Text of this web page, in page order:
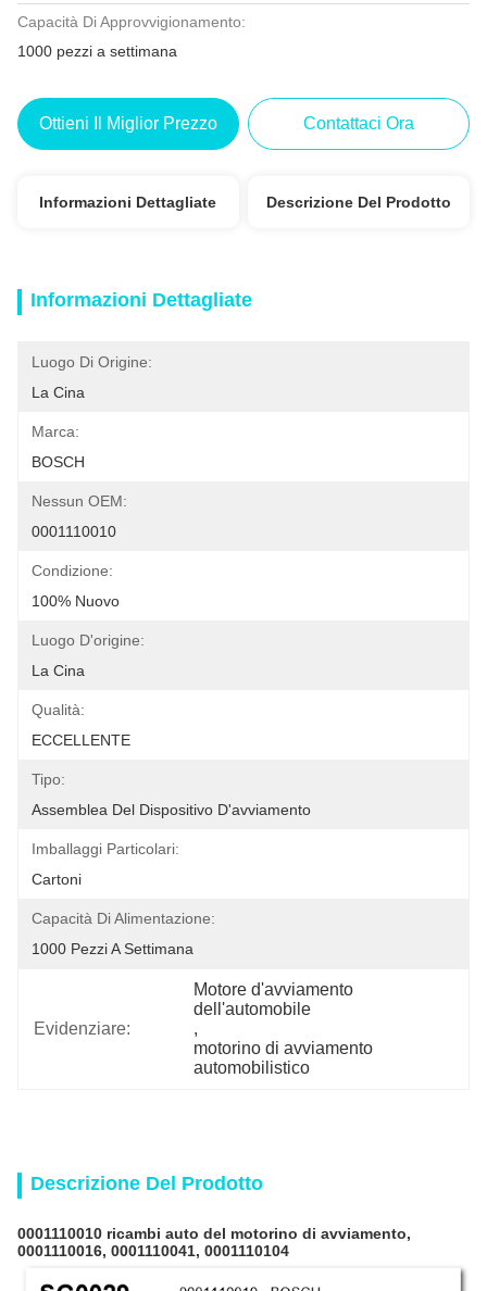
Capacità Di Approvvigionamento:
1000 pezzi a settimana
Ottieni Il Miglior Prezzo Contattaci Ora
Informazioni Dettagliate Descrizione Del Prodotto
Informazioni Dettagliate
Luogo Di Origine:
La Cina
Marca:
BOSCH
Nessun OEM:
0001110010
Condizione:
100% Nuovo
Luogo D'origine:
La Cina
Qualità:
ECCELLENTE
Tipo:
Assemblea Del Dispositivo D'avviamento
Imballaggi Particolari:
Cartoni
Capacità Di Alimentazione:
1000 Pezzi A Settimana
Evidenziare:
Motore d'avviamento
dell'automobile
,
motorino di avviamento
automobilistico
Descrizione Del Prodotto
0001110010 ricambi auto del motorino di avviamento,
0001110016, 0001110041, 0001110104